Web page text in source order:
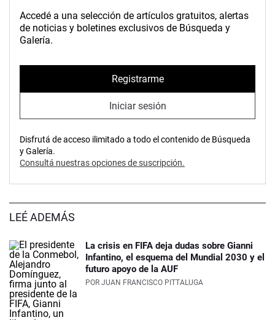
Accedé a una selección de artículos gratuitos, alertas
de noticias y boletines exclusivos de Búsqueda y
Galería.
Registrarme
Iniciar sesión
Disfrutá de acceso ilimitado a todo el contenido de Búsqueda
y Galería.
Consultá nuestras opciones de suscripción.
LEÉ ADEMÁS
La crisis en FIFA deja dudas sobre Gianni
Infantino, el esquema del Mundial 2030 y el
futuro apoyo de la AUF
POR JUAN FRANCISCO PITTALUGA